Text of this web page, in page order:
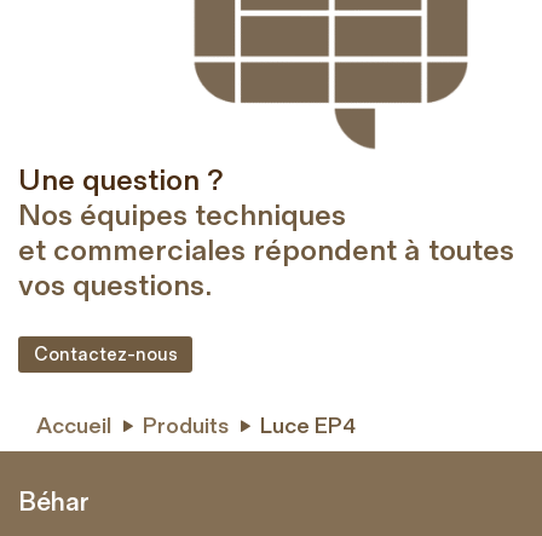
Une question ?
Nos équipes techniques
et commerciales répondent à toutes
vos questions.
Contactez-nous
Accueil  Produits  Luce EP4
Béhar